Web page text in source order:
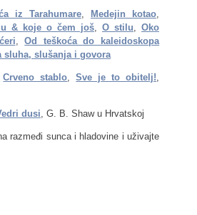
iz Tarahumare, Medejin kotao,
& koje o čem još, O stilu, Oko
,Od teškoća do kaleidoskopa
sluha, slušanja i govora
Crveno stablo,Sve je to obitelj!,
dusi, G. B. Shaw u Hrvatskoj
razmeđi sunca i hladovine i uživajte